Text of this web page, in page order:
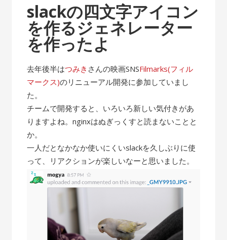
slackの四文字アイコン
を作るジェネレーター
を作ったよ
去年後半はつみき さんの映画SNSFilmarks(フィル
マークス)のリニューアル開発に参加していまし
た。
チームで開発すると、いろいろ新しい気付きがあ
りますよね。nginxはぬぎっくすと読まないことと
か。
一人だとなかなか使いにくいslackを久しぶりに使
って、リアクションが楽しいなーと思いました。